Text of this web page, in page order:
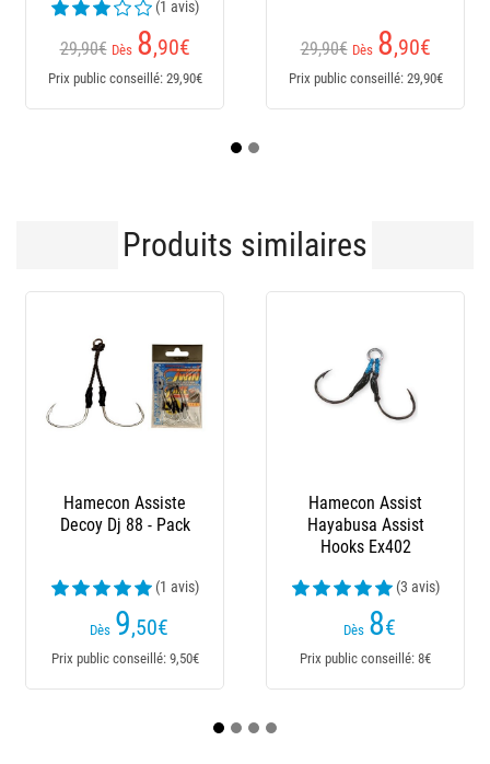
Dès 8,90€
public conseillé: 29,90€ 151,95€
Prix public conseillé: 170€
Hamecon Assist
(3 avis)
Dès 8€
Prix public conseillé: 8€
Assist Hook Bkk
Plugging Single Hd
16€
Prix public conseillé: 16€ Prix